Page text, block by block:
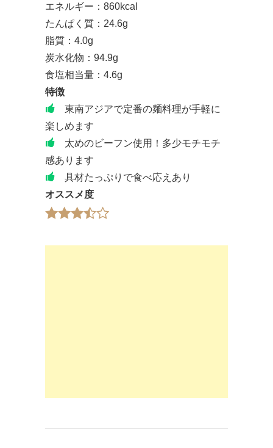
エネルギー：860kcal
たんぱく質：24.6g
脂質：4.0g
炭水化物：94.9g
食塩相当量：4.6g
特徴
東南アジアで定番の麺料理が手軽に
楽しめます
太めのビーフン使用！多少モチモチ
感あります
具材たっぷりで食べ応えあり
オススメ度